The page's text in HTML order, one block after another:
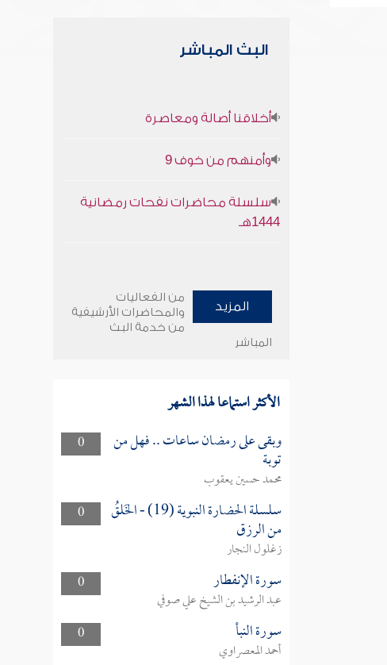
البث المباشر
أخلاقنا أصالة ومعاصرة
وأمنهم من خوف 9
سلسلة محاضرات نفحات رمضانية
1444هـ
المزيد
من الفعاليات
والمحاضرات الأرشيفية
من خدمة البث
المباشر
الأكثر استماعا لهذا الشهر
0 وبقى على رمضان ساعات .. فهل من
توبة
محمد حسين يعقوب
0
سلسلة الحضارة النبوية (19) - الخَلقُ
من الرزق
زغلول النجار
0
سورة الإنفطار
عبد الرشيد بن الشيخ علي صوفي
0
سورة النبأ
أحمد المعصراوي